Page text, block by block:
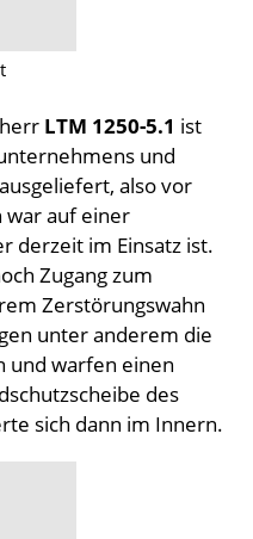
LTM 1250-5.1 ist
und
also vor
war auf einer
derzeit im Einsatz ist.
Zugang zum
Zerstörungswahn
unter anderem die
und warfen einen
des
sich dann im Innern.